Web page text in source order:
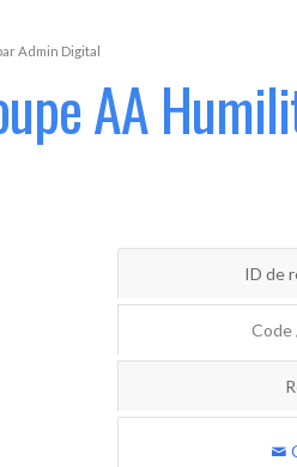
Admin Digital
AA
ID de
Code